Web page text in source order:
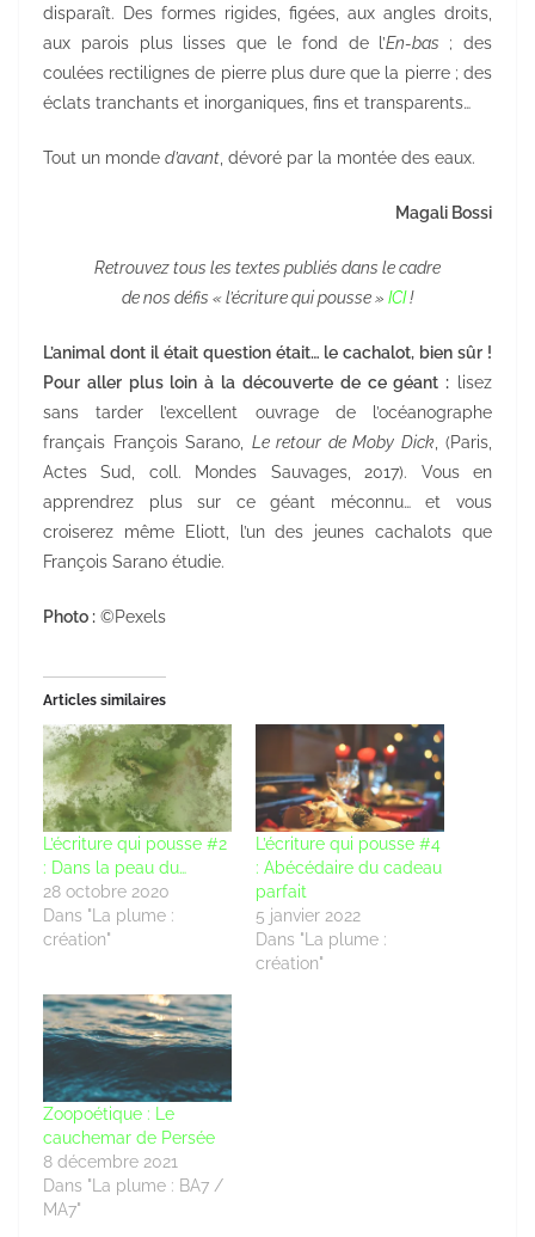
disparaît. Des formes rigides, figées, aux angles droits,
aux parois plus lisses que le fond de l’En-bas ; des
coulées rectilignes de pierre plus dure que la pierre ; des
éclats tranchants et inorganiques, fins et transparents…
Tout un monde d’avant , dévoré par la montée des eaux.
Magali Bossi
Retrouvez tous les textes publiés dans le cadre
de nos défis « l’écriture qui pousse » ICI!
L’animal dont il était question était… le cachalot, bien sûr !
Pour aller plus loin à la découverte de ce géant : lisez
sans tarder l’excellent ouvrage de l’océanographe
français François Sarano, Le retour de Moby Dick, (Paris,
Actes Sud, coll. Mondes Sauvages, 2017). Vous en
apprendrez plus sur ce géant méconnu… et vous
croiserez même Eliott, l’un des jeunes cachalots que
François Sarano étudie.
Photo : ©Pexels
Articles similaires
L’écriture qui pousse #2
: Dans la peau du…
28 octobre 2020
Dans "La plume :
création"
L’écriture qui pousse #4
: Abécédaire du cadeau
parfait
5 janvier 2022
Dans "La plume :
création"
Zoopoétique : Le
cauchemar de Persée
8 décembre 2021
Dans "La plume : BA7 /
MA7"